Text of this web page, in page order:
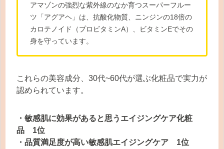
アマゾンの強烈な紫外線のなか育つスーパーフルー
ツ「アグアヘ」は、抗酸化物質、ニンジンの18倍の
カロテノイド（プロビタミンA）、ビタミンEでその
身を守っています。
これらの美容成分、30代~60代が選ぶ化粧品で実力が
認められています。
・敏感肌に効果があると思うエイジングケア化粧
品 1位
・品質満足度が高い敏感肌エイジングケア 1位